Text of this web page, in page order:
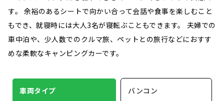
す。 余裕のあるシートで向かい合って会話や食事を楽しむこと
もでき、就寝時には大人3名が寝転ぶこともできます。 夫婦での
車中泊や、少人数でのクルマ旅、ペットとの旅行などにおすす
めな柔軟なキャンピングカーです。
車両タイプ バンコン